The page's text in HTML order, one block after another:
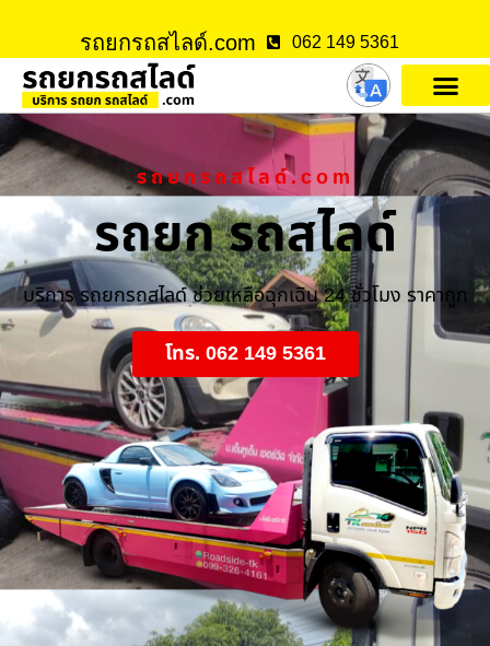
รถยกรถสไลด์.com 062 149 5361
รถยกรถสไลด์.com
รถยก รถสไลด์
บริการ รถยกรถสไลด์ ช่วยเหลือฉุกเฉิน 24 ชั่วโมง ราคาถูก
โทร. 062 149 5361